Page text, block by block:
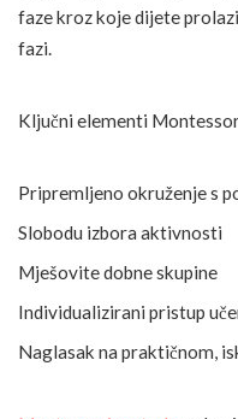
faze kroz koje dijete
fazi.
Ključni elementi
Pripremljeno okruženje s
Slobodu izbora aktivnosti
Mješovite dobne skupine
Individualizirani pristup
Naglasak na praktičnom,